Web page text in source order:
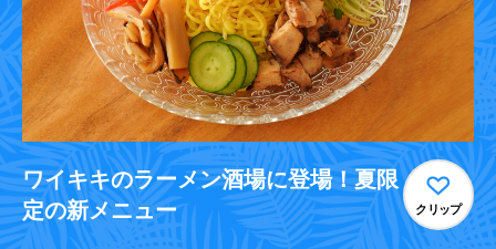
ワイキキのラーメン酒場に登場！夏限
定の新メニュー
クリップ